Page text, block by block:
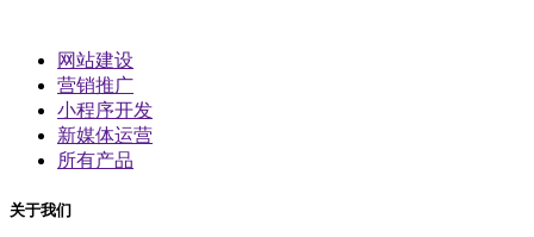
网站建设
营销推广
小程序开发
新媒体运营
所有产品
关于我们